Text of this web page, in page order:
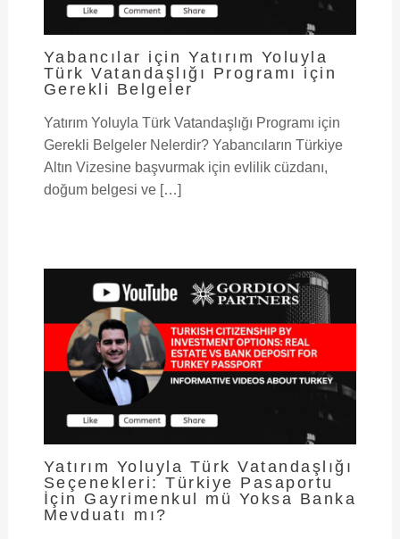
Yabancılar için Yatırım Yoluyla
Türk Vatandaşlığı Programı için
Gerekli Belgeler
Yatırım Yoluyla Türk Vatandaşlığı Programı için
Gerekli Belgeler Nelerdir? Yabancıların Türkiye
Altın Vizesine başvurmak için evlilik cüzdanı,
doğum belgesi ve […]
Yatırım Yoluyla Türk Vatandaşlığı
Seçenekleri: Türkiye Pasaportu
İçin Gayrimenkul mü Yoksa Banka
Mevduatı mı?